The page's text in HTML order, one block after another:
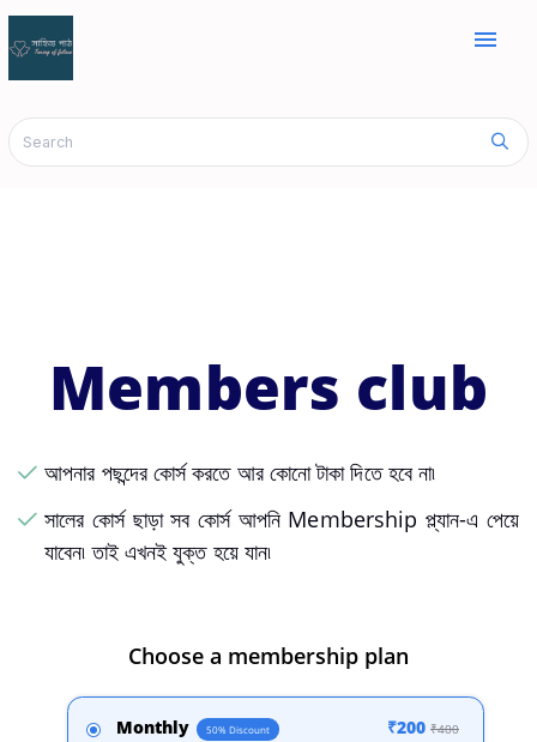
menu
Members club
আপনার পছন্দের কোর্স করতে আর কোনো টাকা দিতে হবে না৷
সালের কোর্স ছাড়া সব কোর্স আপনি Membership প্ল্যান-এ পেয়ে
যাবেন৷ তাই এখনই যুক্ত হয়ে যান৷
Choose a membership plan
Monthly 50% Discount ₹200 ₹400